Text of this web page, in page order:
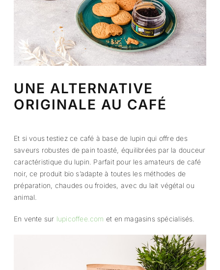
UNE ALTERNATIVE
ORIGINALE AU CAFÉ
Et si vous testiez ce café à base de lupin qui offre des
saveurs robustes de pain toasté, équilibrées par la douceur
caractéristique du lupin. Parfait pour les amateurs de café
noir, ce produit bio s’adapte à toutes les méthodes de
préparation, chaudes ou froides, avec du lait végétal ou
animal.
En vente sur lupicoffee.com et en magasins spécialisés.